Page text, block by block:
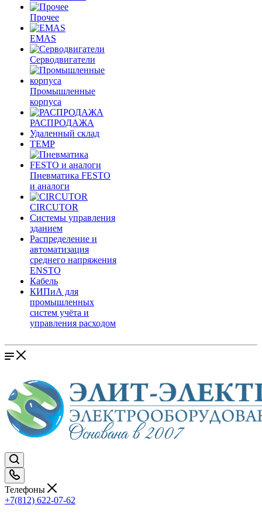
Прочее
EMAS
Cерводвигатели
Промышленные
корпуса
РАСПРОДАЖА
Удаленный склад
TEMP
Пневматика FESTO
и аналоги
CIRCUTOR
Системы управления
зданием
Распределение и
автоматизация
среднего напряжения
ENSTO
Кабель
КИПиА для
промышленных
систем учёта и
управления расходом
Телефоны
+7(812) 622-07-62